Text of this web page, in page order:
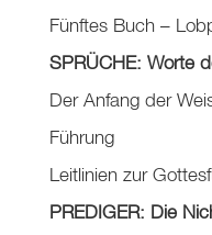
Fünftes Buch –
SPRÜCHE: Worte
Der Anfang der
Führung
Leitlinien zur
PREDIGER: Die